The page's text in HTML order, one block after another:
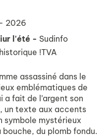
- 2026
l'été - Sudinfo
!TVA
assassiné dans le
emblématiques de
fait de l’argent son
un texte aux accents
symbole mystérieux
du plomb fondu.